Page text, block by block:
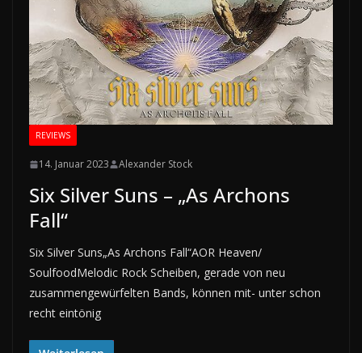
REVIEWS
14. Januar 2023 Alexander Stock
Six Silver Suns – „As Archons
Fall“
Six Silver Suns„As Archons Fall“AOR Heaven/
SoulfoodMelodic Rock Scheiben, gerade von neu
zusammengewürfelten Bands, können mit- unter schon
recht eintönig